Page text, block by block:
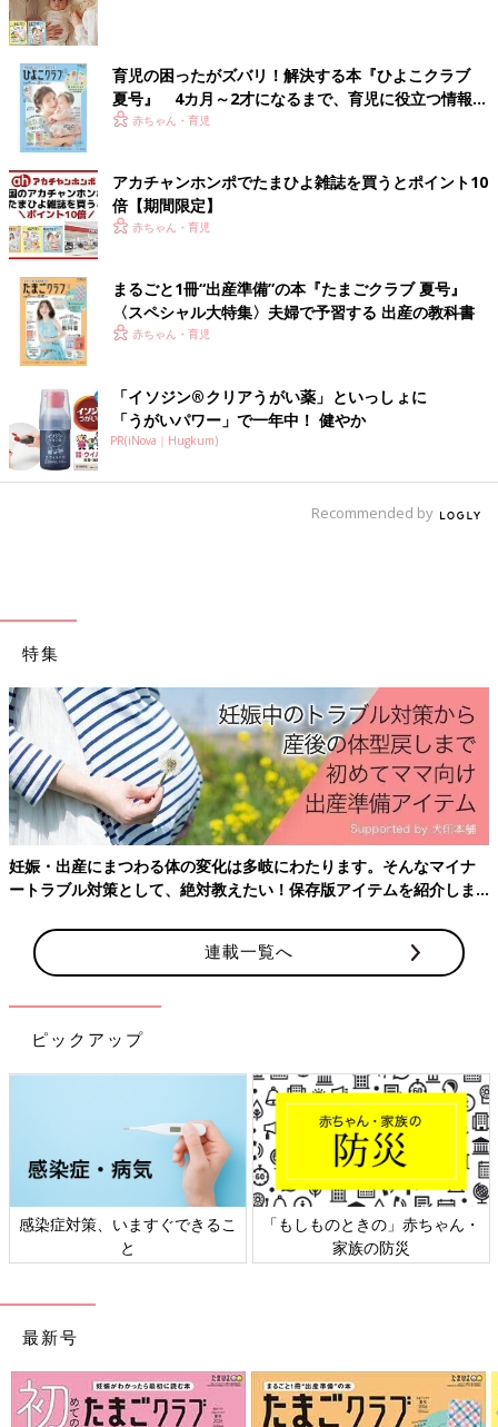
ますよね。
発売直後と比べて、一万円以上、いい感じに値下がりしているの
でコスト面でも狙い目かも。
炊飯毎に、本体のタンクに水を入れる必要がある点のみ手間です
求める方には特に最適な機種ではないでしょうか。
40時間の保温をしても旨い！家族の求める味を極め
73,080円）は加熱のパワフルさが圧倒的です。
鉄、アルミ、ステンレスを仕込んだ内釜の裏側で“かまどの炎”の
ゆらぎを再現した４つの底IHヒーターが複雑な対流を起こすた
め、釜内でお米が舞い上がり、炊きムラを抑えて舌触りの良いご
はんへと仕上げることができるんです」
勝田さん「ごはんのパサつきを抑え、40時間まで美味しく保温で
きる“極め保温”機能も忙しい子育て世帯に好評ですね。
また、ごはんを食べた後に、ディスプレイに表示される“かた
さ”と“粘り”への簡単なアンケートに答えるだけで最大81通りの
いくことができます」
お手入れや保温など、炊いた“あと”の気遣いがうれしい
育児の困ったがズバリ！解決する本『ひよこクラブ
夏号』 4カ月～2才になるまで、育児に役立つ情報が
いっぱい！
赤ちゃん・育児
アカチャンホンポでたまひよ雑誌を買うとポイント10
倍【期間限定】
赤ちゃん・育児
まるごと1冊“出産準備”の本『たまごクラブ 夏号』
〈スペシャル大特集〉夫婦で予習する 出産の教科書
赤ちゃん・育児
「イソジン®クリアうがい薬」といっしょに
「うがいパワー」で一年中！ 健やか
PR(iNova｜Hugkum)
Recommended by
特集
妊娠・出産にまつわる体の変化は多岐にわたります。そんなマイナ
ートラブル対策として、絶対教えたい！保存版アイテムを紹介しま
連載一覧へ
ピックアップ
感染症対策、いますぐできるこ
と
「もしものときの」赤ちゃん・
家族の防災
最新号